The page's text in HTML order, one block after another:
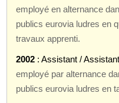
employé en alternance
publics eurovia ludres en
travaux apprenti.
2002 : Assistant /
employé par alternance
publics eurovia ludres en